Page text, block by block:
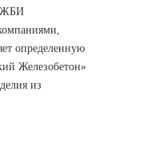
ЖБИ
определенную
Железобетон»
из